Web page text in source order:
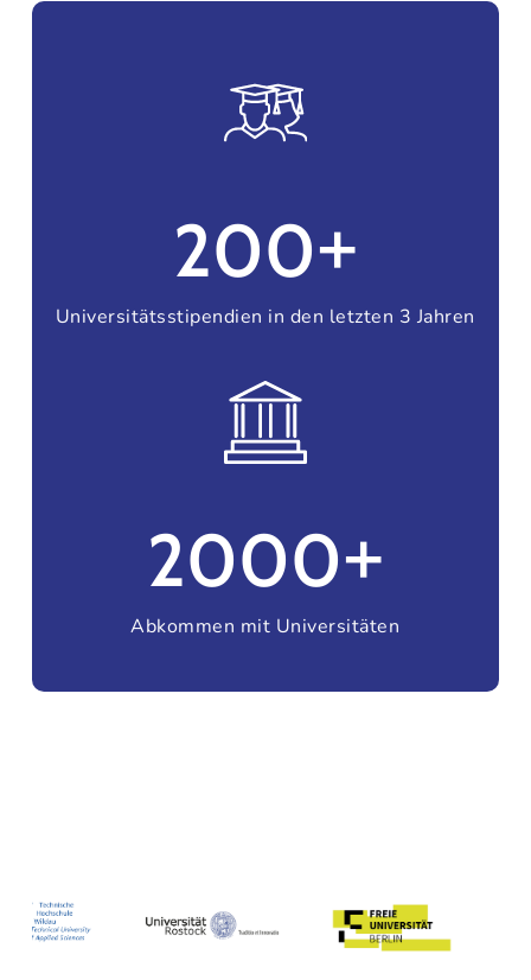
200+
Universitätsstipendien in den letzten 3 Jahren
2000+
Abkommen mit Universitäten